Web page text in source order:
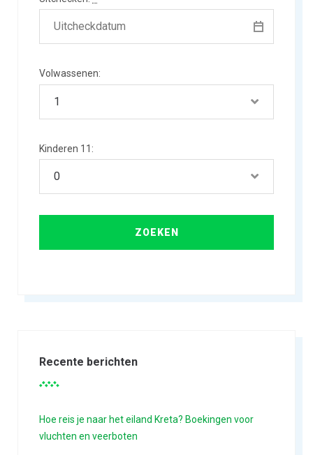
Volwassenen:
Kinderen 11:
Recente berichten
Hoe reis je naar het eiland Kreta? Boekingen voor
vluchten en veerboten